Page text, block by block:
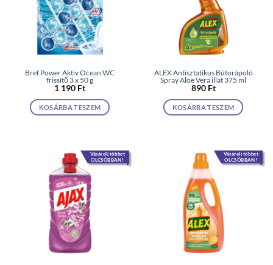
Bref Power Aktiv Ocean WC
frissítő 3 x 50 g
1 190 Ft
KOSÁRBA TESZEM
ALEX Antisztatikus Bútorápoló
Spray Aloe Vera illat 375 ml
890 Ft
KOSÁRBA TESZEM
Vásárolj többet
OLCSÓBBAN!
Vásárolj többet
OLCSÓBBAN!